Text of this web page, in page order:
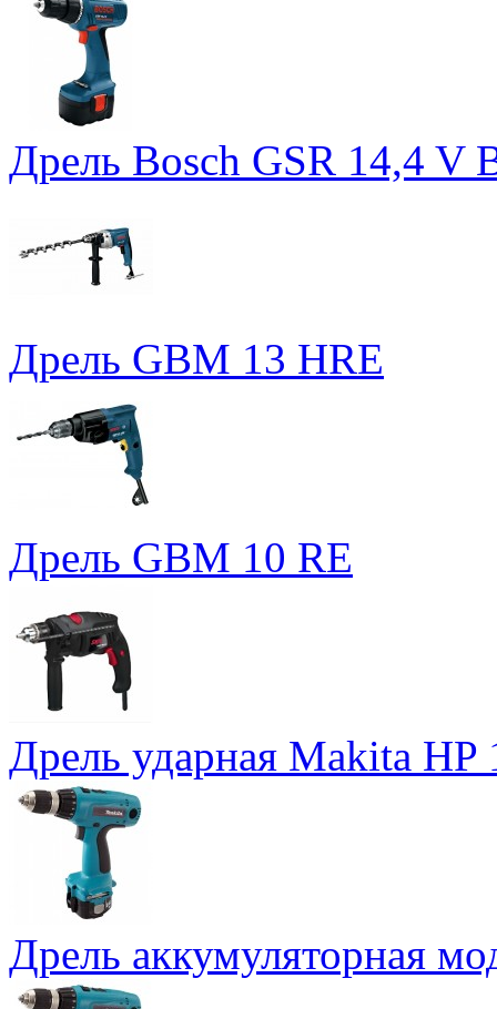
Дрель Bosch GSR 14,4 V
Дрель GBM 13 HRE
Дрель GBM 10 RE
Дрель ударная Makita HP
Дрель аккумуляторная